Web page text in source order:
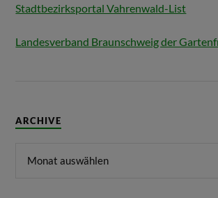
Stadtbezirksportal Vahrenwald-List
Landesverband Braunschweig der
ARCHIVE